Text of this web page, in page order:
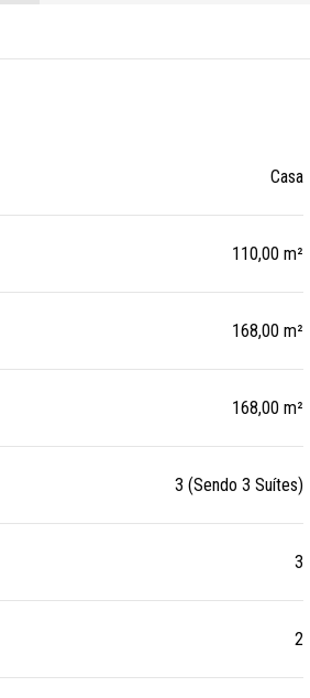
Casa
110,00 m²
168,00 m²
168,00 m²
3 (Sendo 3 Suítes)
3
2